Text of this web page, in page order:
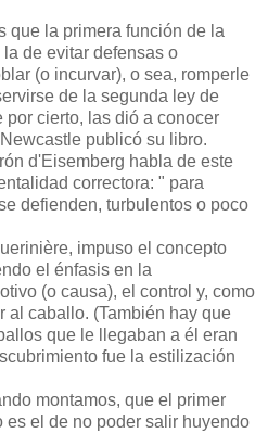
que la primera función de la
de evitar defensas o
(o incurvar), o sea, romperle
de la segunda ley de
por cierto, las dió a conocer
publicó su libro.
d'Eisemberg habla de este
correctora: " para
defienden, turbulentos o poco
impuso el concepto
el énfasis en la
(o causa), el control y, como
al caballo. (También hay que
que le llegaban a él eran
fue la estilización
montamos, que el primer
el de no poder salir huyendo